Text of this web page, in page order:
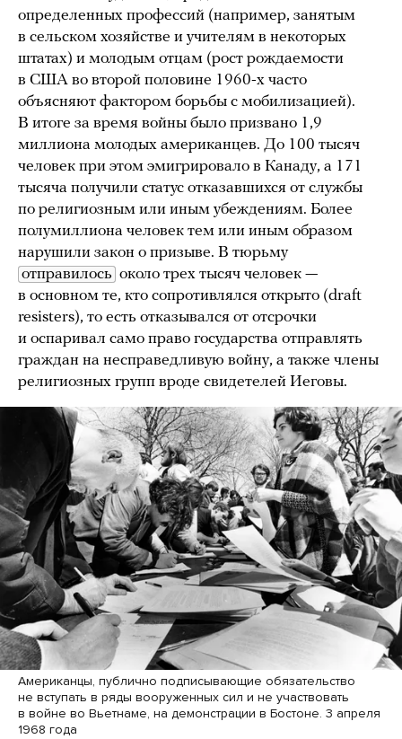
определенных профессий (например, занятым
в сельском хозяйстве и учителям в некоторых
штатах) и молодым отцам (рост рождаемости
в США во второй половине 1960-х часто
объясняют фактором борьбы с мобилизацией).
В итоге за время войны было призвано 1,9
миллиона молодых американцев. До 100 тысяч
человек при этом эмигрировало в Канаду, а 171
тысяча получили статус отказавшихся от службы
по религиозным или иным убеждениям. Более
полумиллиона человек тем или иным образом
нарушили закон о призыве. В тюрьму
отправилось около трех тысяч человек —
в основном те, кто сопротивлялся открыто (draft
resisters), то есть отказывался от отсрочки
и оспаривал само право государства отправлять
граждан на несправедливую войну, а также члены
религиозных групп вроде свидетелей Иеговы.
Американцы, публично подписывающие обязательство
не вступать в ряды вооруженных сил и не участвовать
в войне во Вьетнаме, на демонстрации в Бостоне. 3 апреля
1968 года